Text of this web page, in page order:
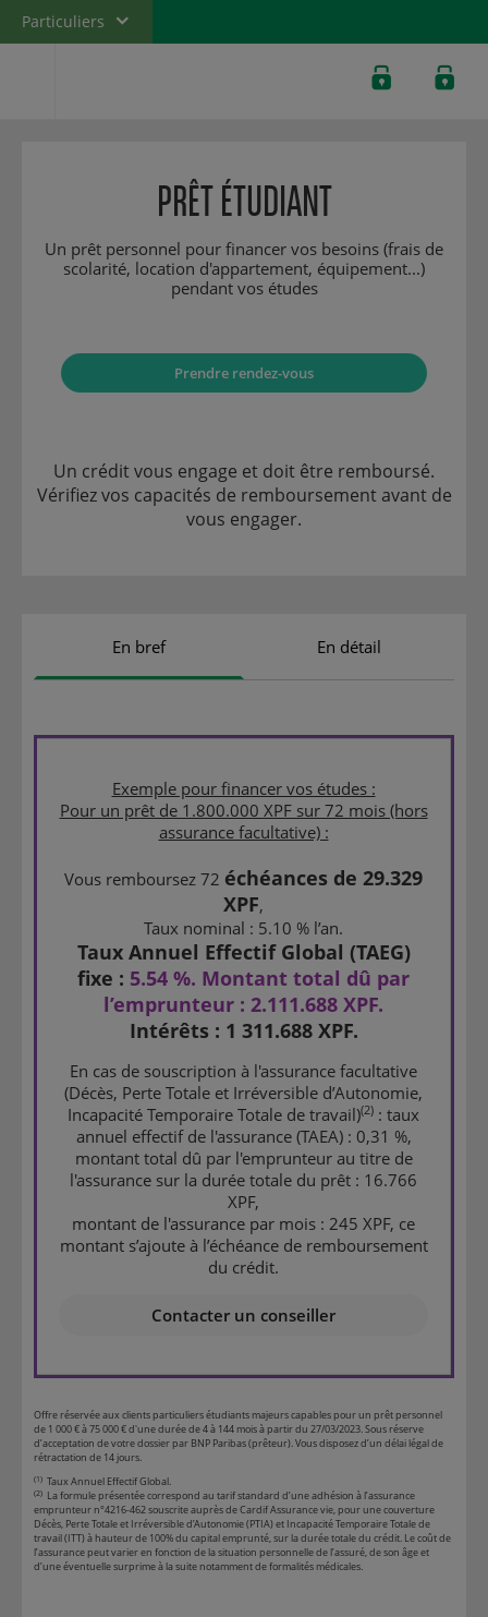
Particuliers
PRÊT ÉTUDIANT
Un prêt personnel pour financer vos besoins (frais de
scolarité, location d'appartement, équipement...)
pendant vos études
Prendre rendez-vous
Un crédit vous engage et doit être remboursé.
Vérifiez vos capacités de remboursement avant de
vous engager.
En bref En détail
Exemple pour financer vos études :
Pour un prêt de 1.800.000 XPF sur 72 mois (hors
assurance facultative) :
Vous remboursez 72 échéances de 29.329
XPF,
Taux nominal : 5.10 % l’an.
Taux Annuel Effectif Global (TAEG)
fixe : 5.54 %. Montant total dû par
l’emprunteur : 2.111.688 XPF.
Intérêts : 1 311.688 XPF.
En cas de souscription à l'assurance facultative
(Décès, Perte Totale et Irréversible d’Autonomie,
Incapacité Temporaire Totale de travail)(2) : taux
annuel effectif de l'assurance (TAEA) : 0,31 %,
montant total dû par l'emprunteur au titre de
l'assurance sur la durée totale du prêt : 16.766
XPF,
montant de l'assurance par mois : 245 XPF, ce
montant s’ajoute à l’échéance de remboursement
du crédit.
Contacter un conseiller
Offre réservée aux clients particuliers étudiants majeurs capables pour un prêt personnel
de 1 000 € à 75 000 € d'une durée de 4 à 144 mois à partir du 27/03/2023. Sous réserve
d’acceptation de votre dossier par BNP Paribas (prêteur). Vous disposez d’un délai légal de
rétractation de 14 jours.
(1) Taux Annuel Effectif Global.
(2) La formule présentée correspond au tarif standard d’une adhésion à l’assurance
emprunteur n°4216-462 souscrite auprès de Cardif Assurance vie, pour une couverture
Décès, Perte Totale et Irréversible d’Autonomie (PTIA) et Incapacité Temporaire Totale de
travail (ITT) à hauteur de 100% du capital emprunté, sur la durée totale du crédit. Le coût de
l’assurance peut varier en fonction de la situation personnelle de l’assuré, de son âge et
d’une éventuelle surprime à la suite notamment de formalités médicales.